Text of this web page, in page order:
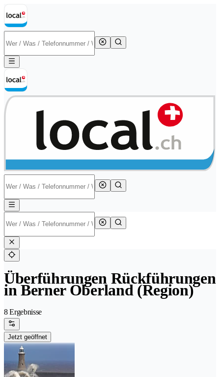
Überführungen Rückführungen
in Berner Oberland (Region)
8 Ergebnisse
Jetzt geöffnet